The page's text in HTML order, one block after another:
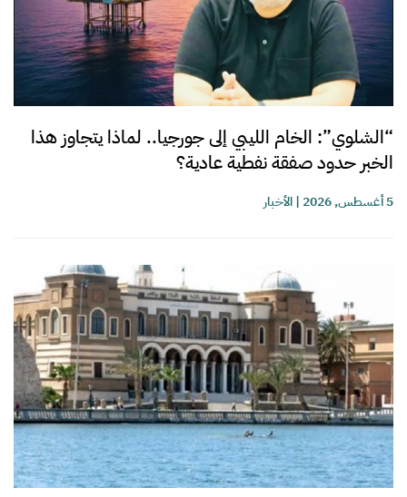
“الشلوي”: الخام الليبي إلى جورجيا.. لماذا يتجاوز هذا
الخبر حدود صفقة نفطية عادية؟
5 أغسطس, 2026 |الأخبار